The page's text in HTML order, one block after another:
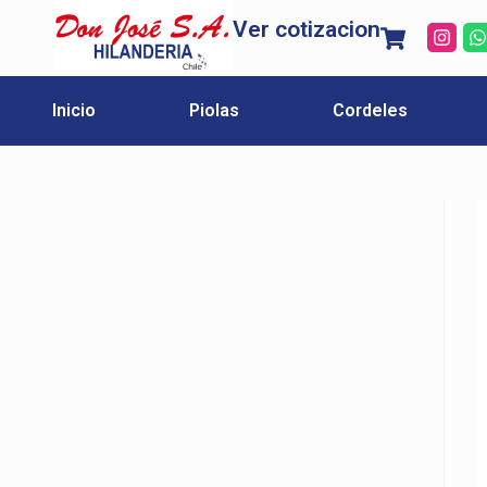
Ver cotizacion
Inicio Piolas Cordeles